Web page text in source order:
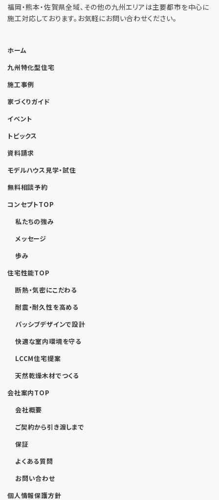
福岡・熊本・佐賀県全域、その他の九州エリアは主要都市を中心に
施工対応しております。お気軽にお問い合わせください。
ホーム
九州特化型住宅
施工事例
家づくりガイド
イベント
トピックス
資料請求
モデルハウス見学・試住
無料相談予約
コンセプトTOP
私たちの強み
メッセージ
歩み
住宅性能TOP
断熱・気密にこだわる
耐震・耐久性を高める
パッシブデザインで設計
快適な室内環境を守る
LCCM住宅提案
天然乾燥木材でつくる
会社案内TOP
会社概要
ご契約から引き渡しまで
保証
よくある質問
お問い合わせ
個人情報保護方針